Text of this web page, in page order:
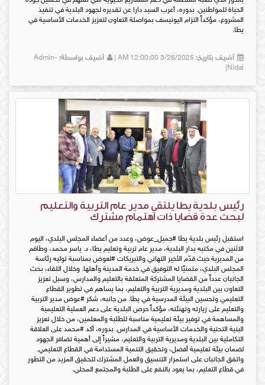
الحياة للمواطنين. بدوره، أعرب السيد دارا عن تقديره لجهود البلدية في تنفيذ
المشروع، مؤكداً التزام اليونيسف بمواصلة التعاون لتعزيز الخدمات الأساسية في
يطا.
أضيف بتاريخ: أضيف بواسطة: Admin-
Nidal|
رئيس بلدية يطا يلتقي مدير عام التربية والتعليم
لبحث عدة قضايا ذات اهتمام مشترك
استقبل رئيس بلدية يطا #جميل_عوض، وعدد من أعضاء المجلس البلدي، اليوم
الاثنين في مكتبه بدار البلدية، مدير عام تربية وتعليم يطا، د. ياسر محمد، وطاقم
من المديرية حيث قدّم الأخير التهاني والتبريكات #لعوض بمناسبة توليه رئاسة
المجلس البلدي، متمنيًا له التوفيق في خدمة المدينة وأهلها. وخلال اللقاء، بحث
الجانبان عدداً من القضايا المشتركة المتعلقة بالتعليم والمدارس، وسبل تعزيز
التعاون بين البلدية ومديرية التربية والتعليم، بما يساهم في تطوير القطاع
التعليمي وتحسين البيئة المدرسية في يطا. من جانبه، شكر #عوض مدير التربية
والتعليم على زيارته وتهنئته، مؤكداً حرص البلدية على دعم العملية التعليمية
والمساهمة في توفير بيئة تعليمية مناسبة للطلبة والمعلمين، من خلال تعزيز
البنية التحتية والخدمات الأساسية في المدارس. بدوره، أكد #محمد على العلاقة
التكاملية بين البلدية ومديرية التربية والتعليم، مشيراً إلى أهمية تضافر الجهود
لضمان بيئة تعليمية أفضل، وتحقيق التنمية المستدامة في القطاع التعليمي.
واتفق الجانبان على استمرار التنسيق والعمل المشترك لتحقيق المزيد من التطور
في قطاع التعليم، بما يعود بالنفع على الطلبة والمجتمع المحلي.